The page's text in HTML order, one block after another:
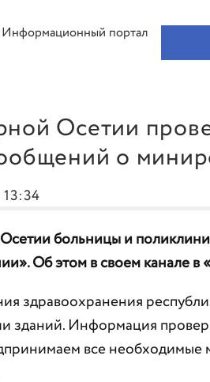
Осетии
о
13:34
больницы и
Об этом в своем канале
здравоохранения
зданий. Информация
все необходимые